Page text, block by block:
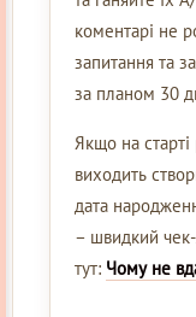
коментарі не
запитання та
за планом 30
Якщо на
виходить
дата
– швидкий
тут: Чому не